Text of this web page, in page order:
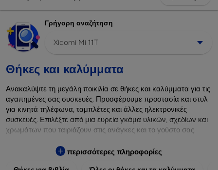
Γρήγορη αναζήτηση
Xiaomi Mi 11T
Θήκες και καλύμματα
Ανακαλύψτε τη μεγάλη ποικιλία σε θήκες και καλύμματα για τις
αγαπημένες σας συσκευές. Προσφέρουμε προστασία και στυλ
για κινητά τηλέφωνα, ταμπλέτες και άλλες ηλεκτρονικές
συσκευές. Επιλέξτε από μια ευρεία γκάμα υλικών, σχεδίων και
χρωμάτων που ταιριάζουν στις ανάγκες και το γούστο σας.
πτώσεις και άλλες φθορές, ενώ παράλληλα δίνετε ένα
περισσότερες πληροφορίες